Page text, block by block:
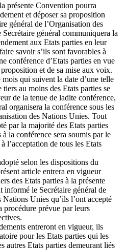
présente Convention pourra
et déposer sa proposition
général de l’Organisation des
général communiquera la
aux Etats parties en leur
savoir s’ils sont favorables à
conférence d’Etats parties en vue
et de sa mise aux voix.
mois qui suivent la date d’une telle
au moins des Etats parties se
de la tenue de ladite conférence,
organisera la conférence sous les
des Nations Unies. Tout
par la majorité des Etats parties
à la conférence sera soumis par le
l’acceptation de tous les Etats
selon les dispositions du
article entrera en vigueur
des Etats parties à la présente
informé le Secrétaire général de
Nations Unies qu’ils l’ont accepté
procédure prévue par leurs
entreront en vigueur, ils
pour les Etats parties qui les
autres Etats parties demeurant liés